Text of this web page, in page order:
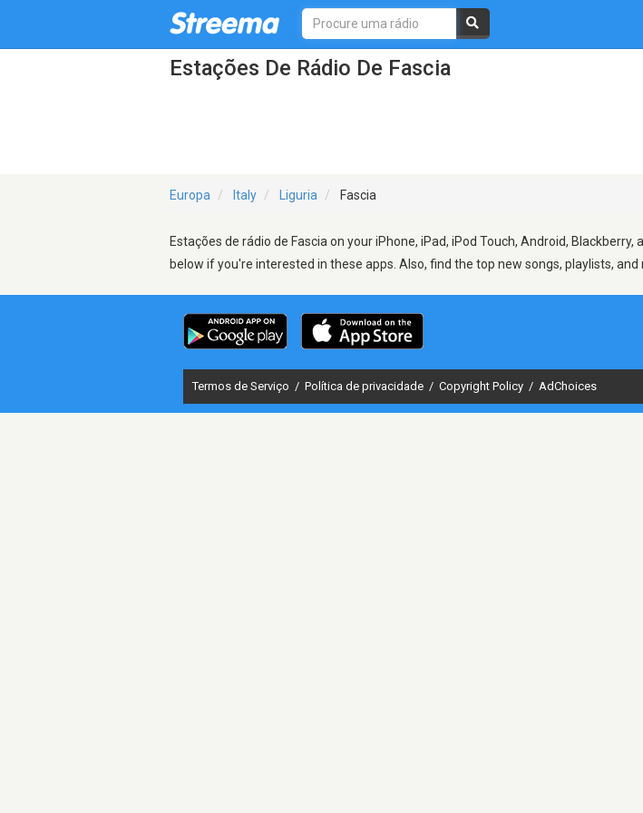
Estações De Rádio De Fascia
Europa Italy Liguria Fascia
Estações de rádio de Fascia on your iPhone, iPad, iPod Touch, Android,
below if you're interested in these apps. Also, find the top new songs, playlists,
Termos de Serviço / Política de privacidade / Copyright Policy / AdChoices